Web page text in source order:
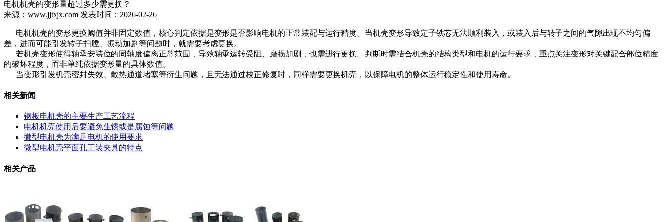
电机机壳的变形量超过多少需更换？
来源：www.jjtxjx.com 发表时间：2026-02-26
电机机壳的变形更换阈值并非固定数值，核心判定依据是变形是否影响电机的正常装配与运行精度。当机壳变形导致定子铁芯无法顺利装入，或装入后与转子之间的气隙出现不均匀偏
差，进而可能引发转子扫膛、振动加剧等问题时，就需要考虑更换。
若机壳变形使得轴承安装位的同轴度偏离正常范围，导致轴承运转受阻、磨损加剧，也需进行更换。判断时需结合机壳的结构类型和电机的运行要求，重点关注变形对关键配合部位精度
的破坏程度，而非单纯依据变形量的具体数值。
当变形引发机壳密封失效、散热通道堵塞等衍生问题，且无法通过校正修复时，同样需要更换机壳，以保障电机的整体运行稳定性和使用寿命。
相关新闻
钢板电机壳的主要生产工艺流程
电机机壳使用后要避免生锈或是腐蚀等问题
微型电机壳为满足电机的使用要求
微型电机壳平面孔工装夹具的特点
相关产品